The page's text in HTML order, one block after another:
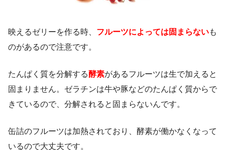
映えるゼリーを作る時、 フルーツによっては固まらないも
のがあるので注意です。
たんぱく質を分解する酵素があるフルーツは生で加えると
固まりません。ゼラチンは牛や豚などのたんぱく質からで
きているので、分解されると固まらないんです。
缶詰のフルーツは加熱されており、酵素が働かなくなって
いるので大丈夫です。